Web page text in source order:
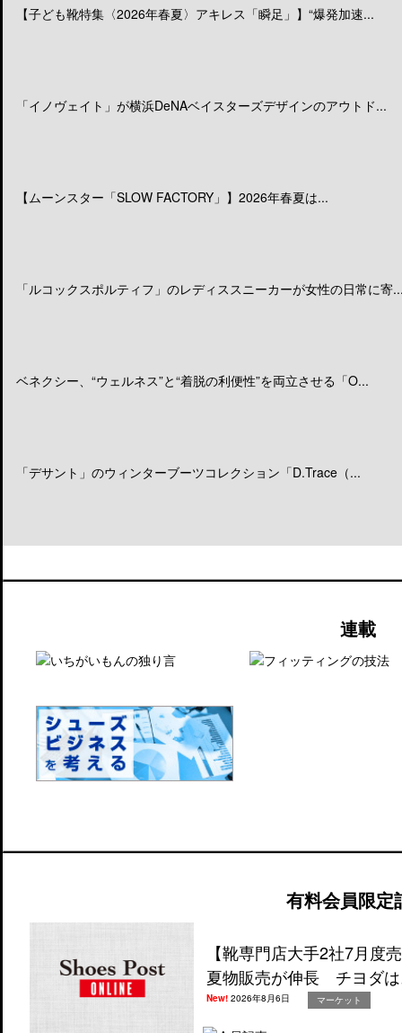
【子ども靴特集〈2026年春夏〉アキレス「瞬足」】“爆発加速...
「イノヴェイト」が横浜DeNAベイスターズデザインのアウトド...
【ムーンスター「SLOW FACTORY」】2026年春夏は...
「ルコックスポルティフ」のレディススニーカーが女性の日常に寄
ベネクシー、“ウェルネス”と“着脱の利便性”を両立させる「O...
「デサント」のウィンターブーツコレクション「D.Trace（...
連載
有料会員限定
【靴専門店大手2社7月度
夏物販売が伸長 チヨダ
New!2026年8月6日 マーケット